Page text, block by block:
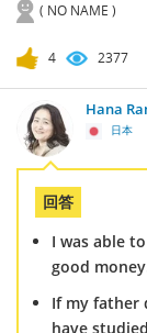
( NO NAME )
4 2377
Hana
日本
回答
I was able
good
If my father
have